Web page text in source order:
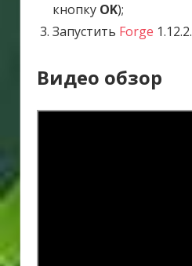
кнопку OK);
Запустить Forge 1.12.2.
Видео обзор